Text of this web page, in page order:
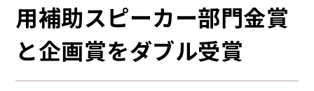
用補助スピーカー部門金賞
と企画賞をダブル受賞